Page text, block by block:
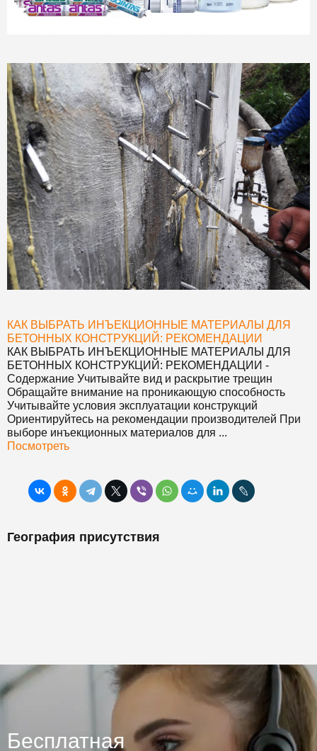
КАК ВЫБРАТЬ ИНЪЕКЦИОННЫЕ МАТЕРИАЛЫ ДЛЯ
БЕТОННЫХ КОНСТРУКЦИЙ: РЕКОМЕНДАЦИИ
КАК ВЫБРАТЬ ИНЪЕКЦИОННЫЕ МАТЕРИАЛЫ ДЛЯ
БЕТОННЫХ КОНСТРУКЦИЙ: РЕКОМЕНДАЦИИ -
Содержание Учитывайте вид и раскрытие трещин
Обращайте внимание на проникающую способность
Учитывайте условия эксплуатации конструкций
Ориентируйтесь на рекомендации производителей При
выборе инъекционных материалов для ...
Посмотреть
География присутствия
Бесплатная